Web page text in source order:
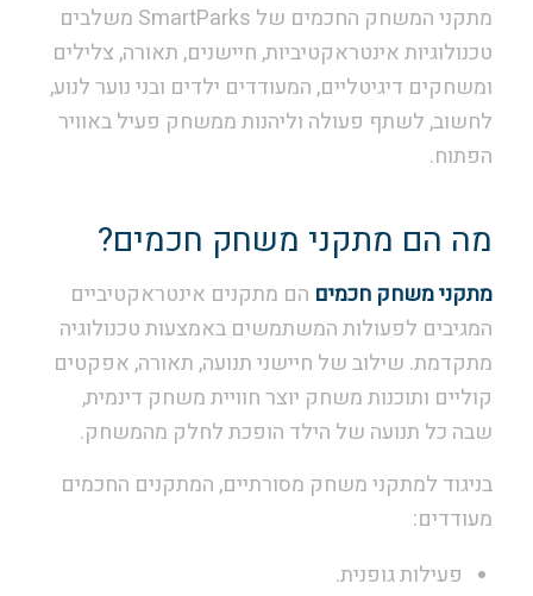
מתקני המשחק החכמים של SmartParks משלבים
טכנולוגיות אינטראקטיביות, חיישנים, תאורה, צלילים
ומשחקים דיגיטליים, המעודדים ילדים ובני נוער לנוע,
לחשוב, לשתף פעולה וליהנות ממשחק פעיל באוויר
הפתוח.
מה הם מתקני משחק חכמים?
מתקני משחקחכמים הם מתקנים אינטראקטיביים
המגיבים לפעולות המשתמשים באמצעות טכנולוגיה
מתקדמת. שילוב של חיישני תנועה, תאורה, אפקטים
קוליים ותוכנות משחק יוצר חוויית משחק דינמית,
שבה כל תנועה של הילד הופכת לחלק מהמשחק.
בניגוד למתקני משחק מסורתיים, המתקנים החכמים
מעודדים:
פעילות גופנית.